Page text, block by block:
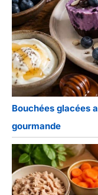
Bouchées glacées
gourmande